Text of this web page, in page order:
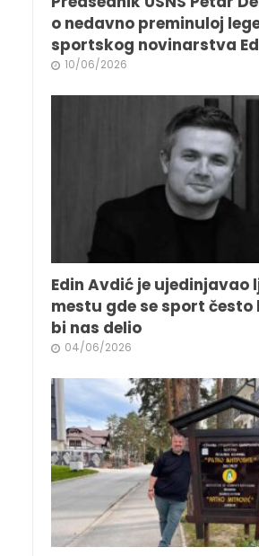
o nedavno preminuloj
sportskog novinarstva
10/06/2026
Edin Avdić je ujedinjavao
mestu gde se sport
bi nas delio
04/06/2026